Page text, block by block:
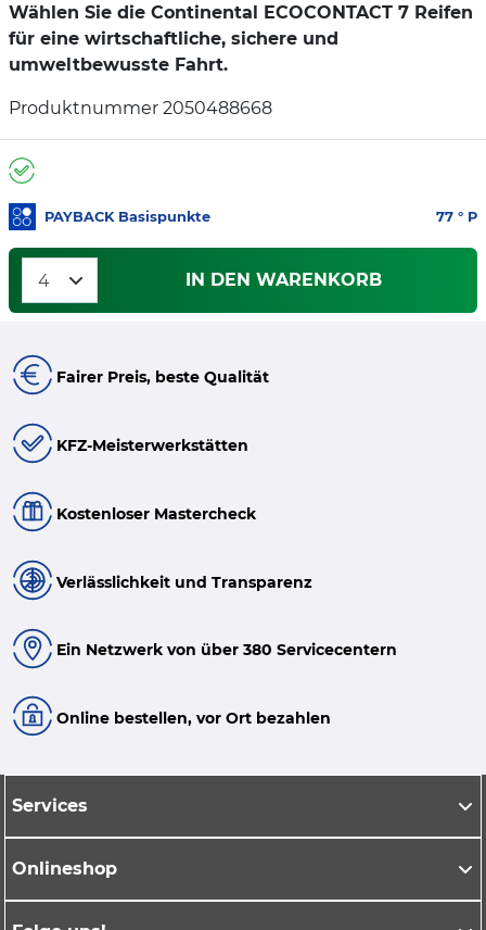
Wählen Sie die Continental ECOCONTACT 7 Reifen
für eine wirtschaftliche, sichere und
umweltbewusste Fahrt.
Produktnummer 2050488668
PAYBACK Basispunkte 77 ° P
IN DEN WARENKORB
Fairer Preis, beste Qualität
KFZ-Meisterwerkstätten
Kostenloser Mastercheck
Verlässlichkeit und Transparenz
Ein Netzwerk von über 380 Servicecentern
Online bestellen, vor Ort bezahlen
Services
Onlineshop